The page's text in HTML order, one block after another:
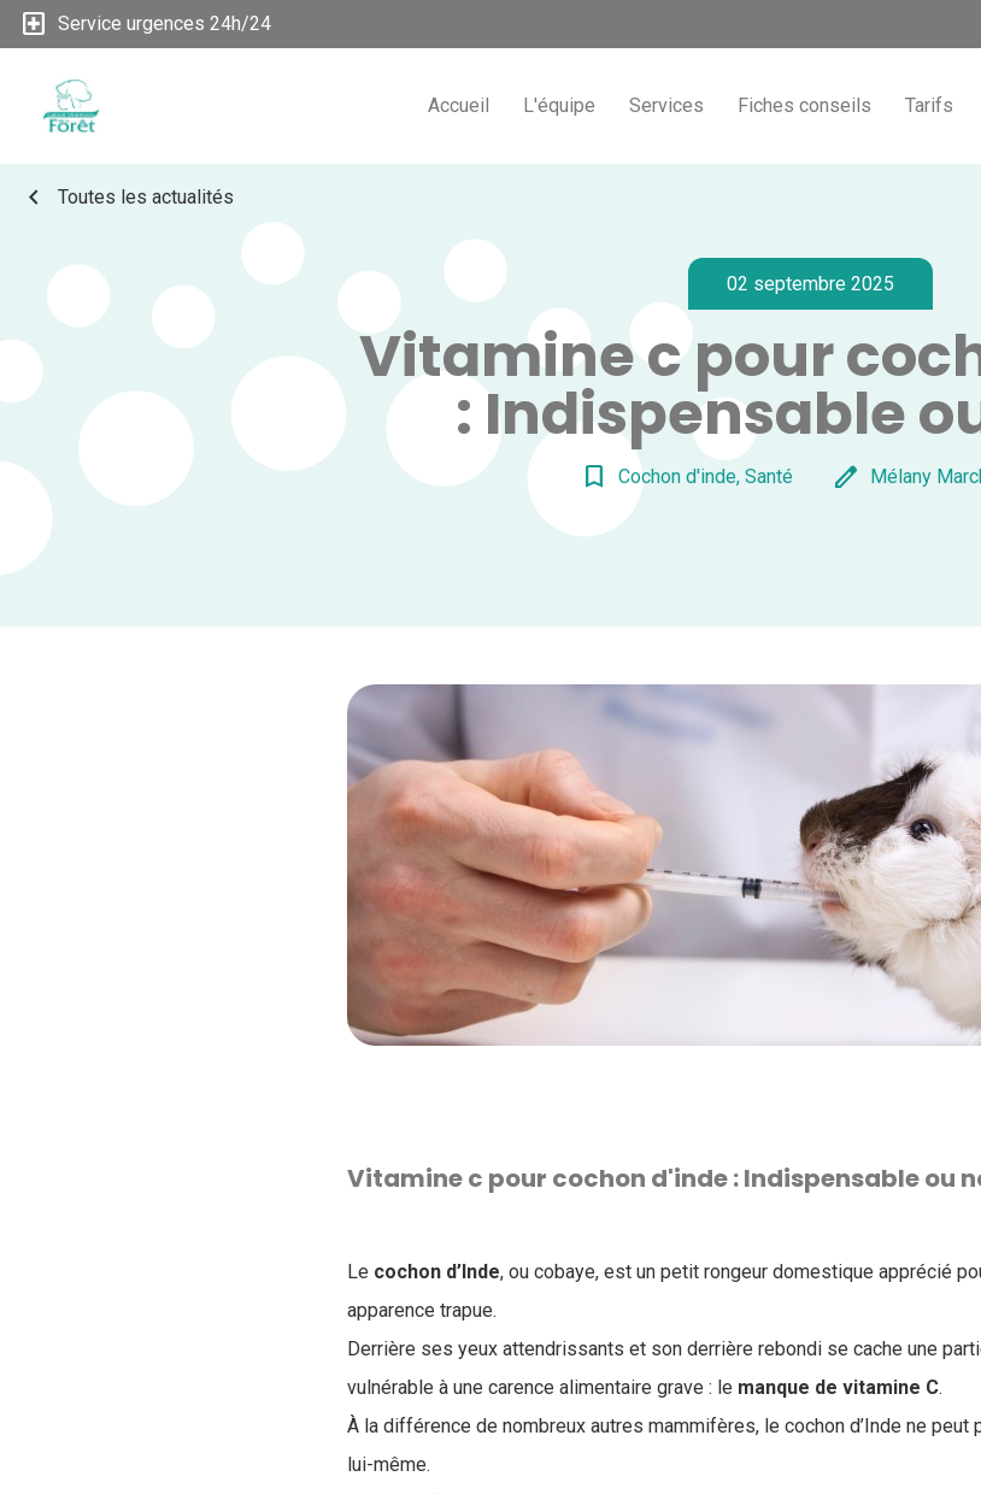
local_hospital Service urgences 24h/24
Accueil L'équipe Services Fiches conseils Tarifs
chevron_left Toutes les actualités
02 septembre 2025
Vitamine c pour
: Indispensable
bookmark_border Cochon d'inde, Santé edit Mélany
Vitamine c pour cochon d'inde​ : Indispensable ou
Le cochon d’Inde, ou cobaye, est un petit rongeur domestique apprécié
apparence trapue.
Derrière ses yeux attendrissants et son derrière rebondi se cache une
vulnérable à une carence alimentaire grave : le manque de vitamine C.
À la différence de nombreux autres mammifères, le cochon d’Inde ne peut
lui-même.